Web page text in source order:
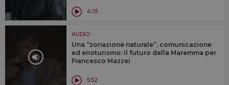
4:01
AUDIO
Una “zonazione naturale”, comunicazione
ed enoturismo: il futuro della Maremma per
Francesco Mazzei
5:52